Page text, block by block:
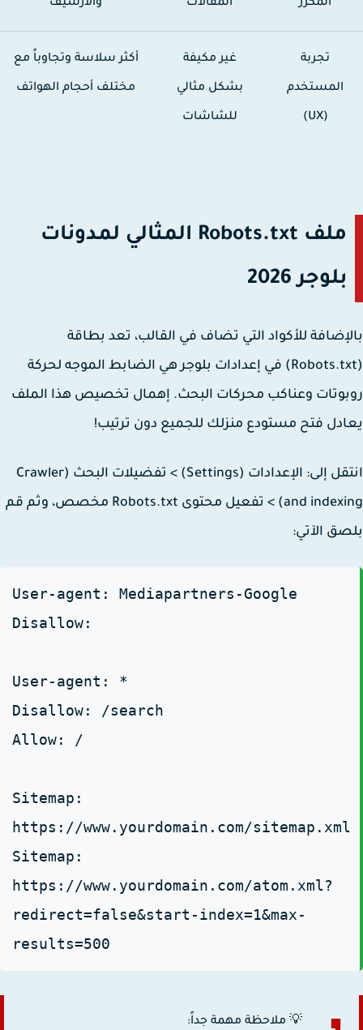
المكرر المقالات والأرشيف
تجربة
المستخدم
غير مكيفة
بشكل مثالي
للشاشات
أكثر سلاسة وتجاوباً مع
مختلف أحجام الهواتف
ملف Robots.txt المثالي لمدونات
بلوجر 2026
للأكواد التي تضاف في القالب، تعد بطاقة
(Robots.txt) في إعدادات بلوجر هي الضابط الموجه لحركة
وعناكب محركات البحث. إهمال تخصيص هذا الملف
فتح مستودع منزلك للجميع دون ترتيب!
انتقل إلى: الإعدادات (Settings) > تفضيلات البحث (Crawler
and indexing) > تفعيل محتوى Robots.txt مخصص، وثم قم
الآتي:
User-agent: Mediapartners-Google
Disallow:
User-agent: *
Disallow: /search
Allow: /
Sitemap:
https://www.yourdomain.com/
Sitemap:
https://www.yourdomain.com/atom.xml?
redirect=false&start-index=1&max-
results=500
💡 ملاحظة مهمة جداً: